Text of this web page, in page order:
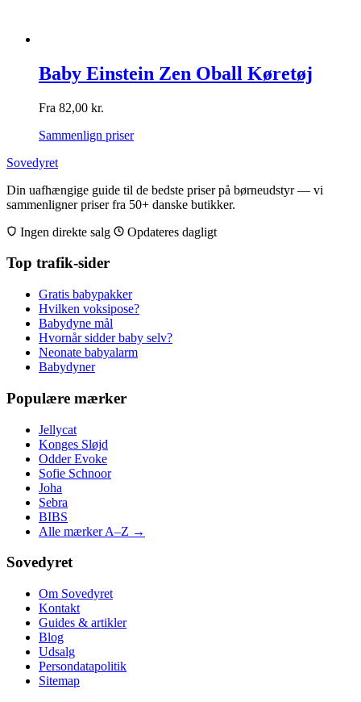
Baby Einstein Zen Oball Køretøj
Fra 82,00 kr.
Sammenlign priser
Sovedyret
Din uafhængige guide til de bedste priser på børneudstyr — vi
sammenligner priser fra 50+ danske butikker.
Ingen direkte salg
Opdateres dagligt
Top trafik-sider
Gratis babypakker
Hvilken voksipose?
Babydyne mål
Hvornår sidder baby selv?
Neonate babyalarm
Babydyner
Populære mærker
Jellycat
Konges Sløjd
Odder Evoke
Sofie Schnoor
Joha
Sebra
BIBS
Alle mærker A–Z →
Sovedyret
Om Sovedyret
Kontakt
Guides & artikler
Blog
Udsalg
Persondatapolitik
Sitemap